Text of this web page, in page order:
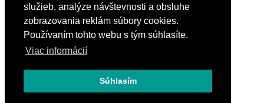
služieb, analýze návštevnosti a obsluhe
zobrazovania reklám súbory cookies.
Používaním tohto webu s tým súhlasíte.
Viac informácií
Súhlasím